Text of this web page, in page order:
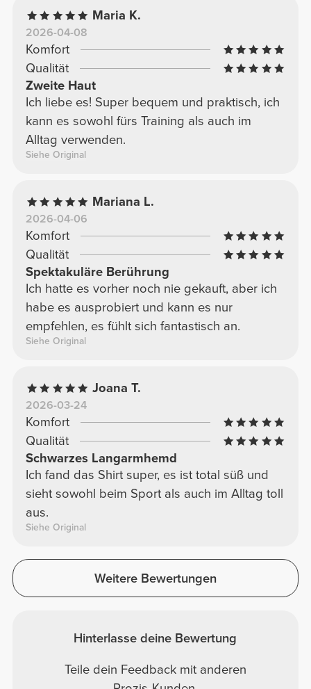
Maria K.
2026-04-08
Komfort
Qualität
Zweite Haut
Ich liebe es! Super bequem und praktisch, ich
kann es sowohl fürs Training als auch im
Alltag verwenden.
Siehe Original
Mariana L.
2026-04-06
Komfort
Qualität
Spektakuläre Berührung
Ich hatte es vorher noch nie gekauft, aber ich
habe es ausprobiert und kann es nur
empfehlen, es fühlt sich fantastisch an.
Siehe Original
Joana T.
2026-03-24
Komfort
Qualität
Schwarzes Langarmhemd
Ich fand das Shirt super, es ist total süß und
sieht sowohl beim Sport als auch im Alltag toll
aus.
Siehe Original
Weitere Bewertungen
Hinterlasse deine Bewertung
Teile dein Feedback mit anderen